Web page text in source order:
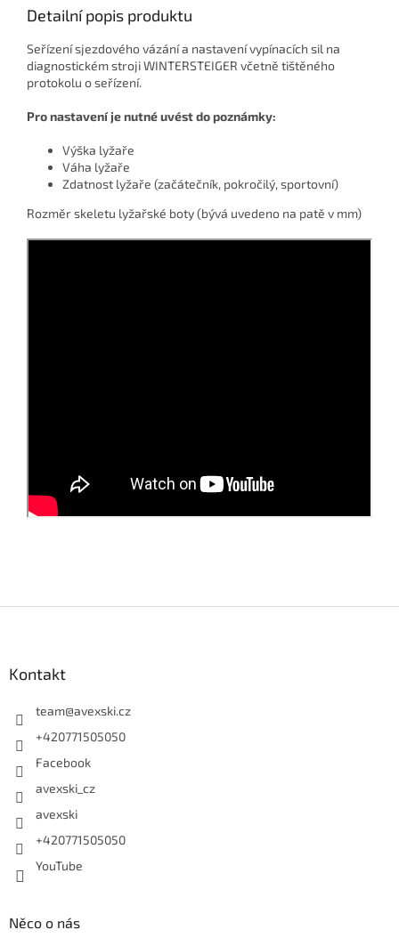
Detailní popis produktu
Seřízení sjezdového vázání a nastavení vypínacích sil na
diagnostickém stroji WINTERSTEIGER včetně tištěného
protokolu o seřízení.
Pro nastavení je nutné uvést do poznámky:
Výška lyžaře
Váha lyžaře
Zdatnost lyžaře (začátečník, pokročilý, sportovní)
Rozměr skeletu lyžařské boty (bývá uvedeno na patě v mm)
Kontakt
team@avexski.cz
+420771505050
Facebook
avexski_cz
avexski
+420771505050
YouTube
Něco o nás